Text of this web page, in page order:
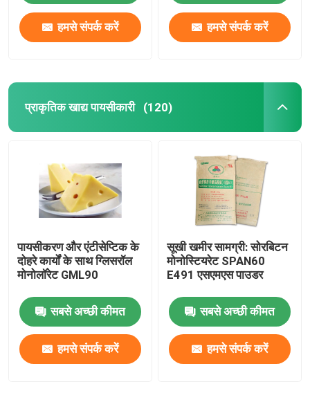
हमसे संपर्क करें हमसे संपर्क करें
प्राकृतिक खाद्य पायसीकारी (120)
पायसीकरण और एंटीसेप्टिक के
दोहरे कार्यों के साथ ग्लिसरॉल
मोनोलॉरेट GML90
सबसे अच्छी कीमत
हमसे संपर्क करें
सूखी खमीर सामग्री: सोरबिटन
मोनोस्टियरेट SPAN60
E491 एसएमएस पाउडर
सबसे अच्छी कीमत
हमसे संपर्क करें